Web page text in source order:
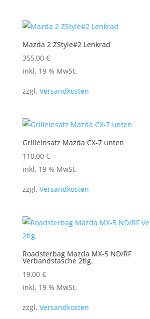
Mazda 2 ZStyle#2 Lenkrad
355,00 €
inkl. 19 % MwSt.
zzgl. Versandkosten
Grilleinsatz Mazda CX-7 unten
110,00 €
inkl. 19 % MwSt.
zzgl. Versandkosten
Roadsterbag Mazda MX-5 ND/RF
Verbandstasche 2tlg.
19,00 €
inkl. 19 % MwSt.
zzgl. Versandkosten